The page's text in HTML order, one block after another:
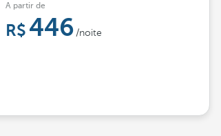
A partir de
446 /noite